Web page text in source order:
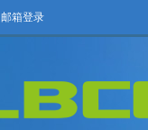
邮箱登录